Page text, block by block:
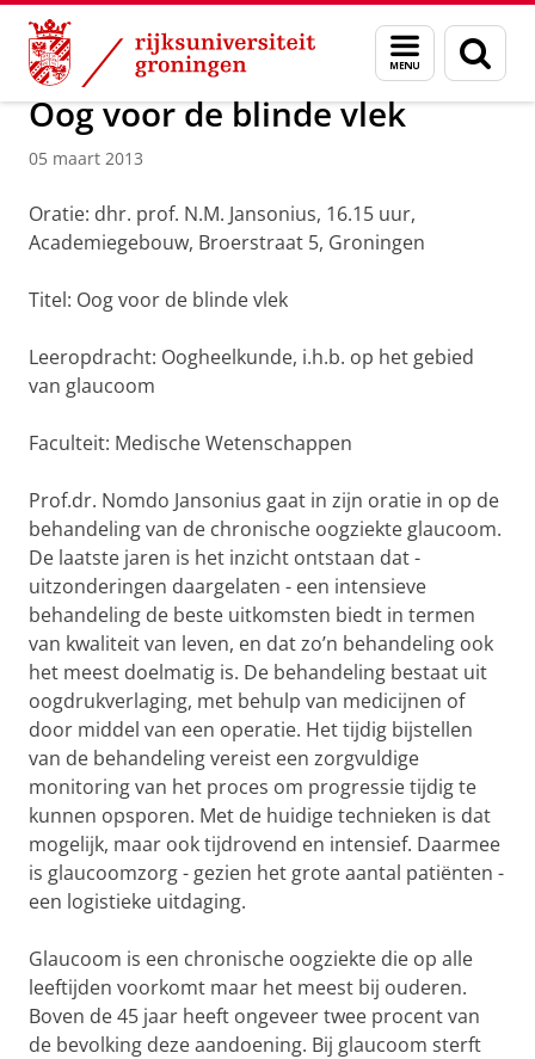
Skip
Content
Skip
Navigation
Menu
en
zoeken
Over ons Actueel Nieuws Nieuwsberichten
Oog voor de blinde vlek
05 maart 2013
Oratie: dhr. prof. N.M. Jansonius, 16.15 uur,
Academiegebouw, Broerstraat 5, Groningen
Titel: Oog voor de blinde vlek
Leeropdracht: Oogheelkunde, i.h.b. op het gebied
van glaucoom
Faculteit: Medische Wetenschappen
Prof.dr. Nomdo Jansonius gaat in zijn oratie in op de
behandeling van de chronische oogziekte glaucoom.
De laatste jaren is het inzicht ontstaan dat -
uitzonderingen daargelaten - een intensieve
behandeling de beste uitkomsten biedt in termen
van kwaliteit van leven, en dat zo’n behandeling ook
het meest doelmatig is. De behandeling bestaat uit
oogdrukverlaging, met behulp van medicijnen of
door middel van een operatie. Het tijdig bijstellen
van de behandeling vereist een zorgvuldige
monitoring van het proces om progressie tijdig te
kunnen opsporen. Met de huidige technieken is dat
mogelijk, maar ook tijdrovend en intensief. Daarmee
is glaucoomzorg - gezien het grote aantal patiënten -
een logistieke uitdaging.
Glaucoom is een chronische oogziekte die op alle
leeftijden voorkomt maar het meest bij ouderen.
Boven de 45 jaar heeft ongeveer twee procent van
de bevolking deze aandoening. Bij glaucoom sterft